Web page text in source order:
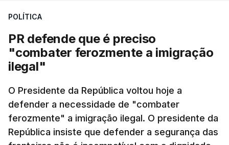
desencadeando uma ação de prevenção
articulação com a Marinha, a Autoridade Marítima
Nacional e a Força Aérea.
apreendida mais cocaína até ao momento de que
em todo o ano de 2025.
A ação de prevenção visa a deteção em alto mar
POLÍTICA
PR defende que é preciso
"combater ferozmente a imigração
ilegal"
O Presidente da República voltou hoje a
defender a necessidade de "combater
ferozmente" a imigração ilegal. O presidente da
República insiste que defender a segurança das